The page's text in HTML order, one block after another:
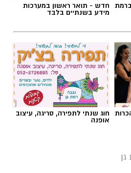
רמת גן
הכוחות לרחוב הבעל שם
חדש - תואר ראשון במערכות
מידע בשנתיים בלבד
חוג שנתי לתפירה, סריגה, עיצוב
אופנה